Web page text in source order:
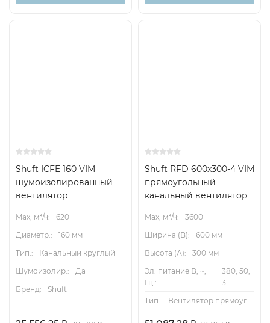
Shuft ICFE 160 VIM
шумоизолированный
вентилятор
Max, м³/ч:
620
Диаметр.:
160 мм
Тип.:
Канальный круглый
Шумоизолир.:
Да
Бренд:
Shuft
Shuft RFD 600x300-4 VIM
прямоугольный
канальный вентилятор
Max, м³/ч:
3600
Ширина (B):
600 мм
Высота (А):
300 мм
Эл. питание В, ~,
Гц.:
380, 50,
3
Тип.:
Вентилятор прямоуг.